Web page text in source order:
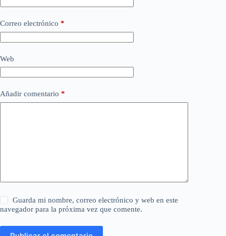
Correo electrónico *
Web
Añadir comentario *
Guarda mi nombre, correo electrónico y web en este
navegador para la próxima vez que comente.